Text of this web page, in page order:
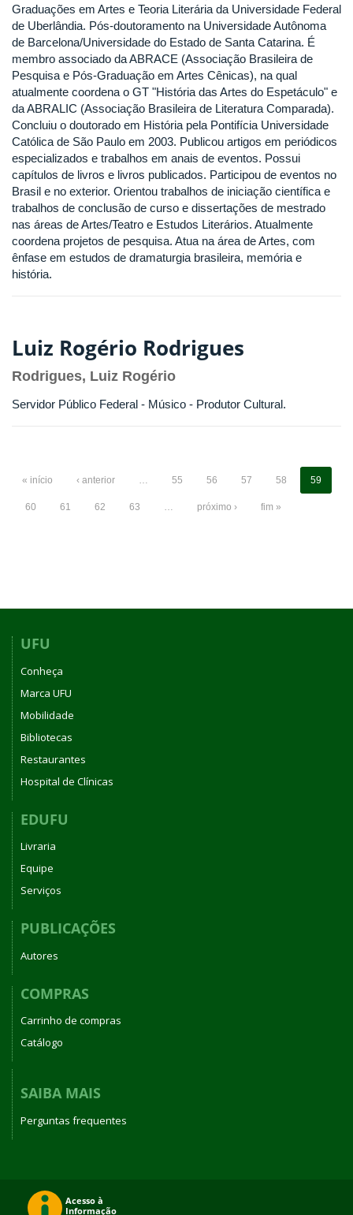
Graduações em Artes e Teoria Literária da Universidade Federal
de Uberlândia. Pós-doutoramento na Universidade Autônoma
de Barcelona/Universidade do Estado de Santa Catarina. É
membro associado da ABRACE (Associação Brasileira de
Pesquisa e Pós-Graduação em Artes Cênicas), na qual
atualmente coordena o GT "História das Artes do Espetáculo" e
da ABRALIC (Associação Brasileira de Literatura Comparada).
Concluiu o doutorado em História pela Pontifícia Universidade
Católica de São Paulo em 2003. Publicou artigos em periódicos
especializados e trabalhos em anais de eventos. Possui
capítulos de livros e livros publicados. Participou de eventos no
Brasil e no exterior. Orientou trabalhos de iniciação científica e
trabalhos de conclusão de curso e dissertações de mestrado
nas áreas de Artes/Teatro e Estudos Literários. Atualmente
coordena projetos de pesquisa. Atua na área de Artes, com
ênfase em estudos de dramaturgia brasileira, memória e
história.
Luiz Rogério Rodrigues
Rodrigues, Luiz Rogério
Servidor Público Federal - Músico - Produtor Cultural.
« início ‹ anterior … 55 56 57 58 59
60 61 62 63 … próximo › fim »
UFU
Conheça
Marca UFU
Mobilidade
Bibliotecas
Restaurantes
Hospital de Clínicas
EDUFU
Livraria
Equipe
Serviços
PUBLICAÇÕES
Autores
COMPRAS
Carrinho de compras
Catálogo
SAIBA MAIS
Perguntas frequentes